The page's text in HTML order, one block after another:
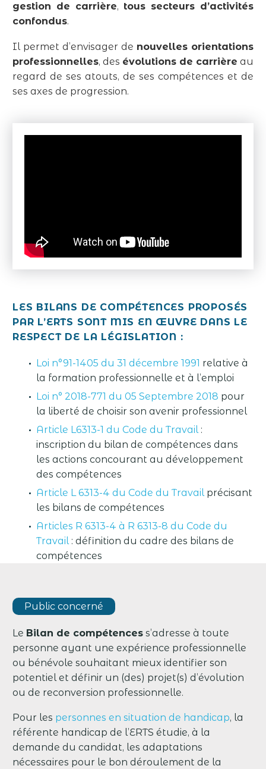
gestion de carrière, tous secteurs d’activités
confondus.
Il permet d’envisager de nouvelles orientations
professionnelles, des évolutions de carrière au
regard de ses atouts, de ses compétences et de
ses axes de progression.
LES BILANS DE COMPÉTENCES PROPOSÉS
PAR L’ERTS SONT MIS EN ŒUVRE DANS LE
RESPECT DE LA LÉGISLATION :
Loi n°91-1405 du 31 décembre 1991 relative à
la formation professionnelle et à l’emploi
Loi n° 2018-771 du 05 Septembre 2018 pour
la liberté de choisir son avenir professionnel
Article L6313-1 du Code du Travail :
inscription du bilan de compétences dans
les actions concourant au développement
des compétences
Article L 6313-4 du Code du Travail précisant
les bilans de compétences
Articles R 6313-4 à R 6313-8 du Code du
Travail : définition du cadre des bilans de
compétences
Public concerné
Le Bilan de compétences s’adresse à toute
personne ayant une expérience professionnelle
ou bénévole souhaitant mieux identifier son
potentiel et définir un (des) projet(s) d’évolution
ou de reconversion professionnelle.
Pour les personnes en situation de handicap, la
référente handicap de l’ERTS étudie, à la
demande du candidat, les adaptations
nécessaires pour le bon déroulement de la